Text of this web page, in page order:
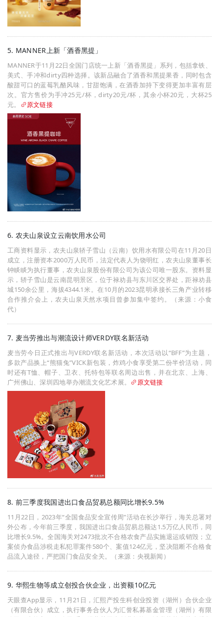
5. MANNER上新「酒香黑提」
MANNER于11月22日全国门店统一上新「酒香黑提」系列，包括拿铁、
美式、手冲和dirty四种选择。该新品融合了酒香和黑提果香，同时包含
酸甜可口的蓝莓乳酪风味，甘甜饱满，在酒香加持下变得更加丰富有层
次。官方售价为手冲25元/杯，dirty20元/杯，其余小杯20元，大杯25
元。
原文链接
6. 农夫山泉设立云南饮用水公司
工商资料显示，农夫山泉轿子雪山（云南）饮用水有限公司在11月20日
成立，注册资本2000万人民币，法定代表人为饶明红，农夫山泉董事长
钟睒睒为执行董事，农夫山泉股份有限公司为该公司唯一股东。资料显
示，轿子雪山是云南昆明景区，位于禄劝县与东川区交界处，距禄劝县
城150余公里，海拔4344.1米。在10月的2023昆明承接长三角产业转移
合作推介会上，农夫山泉天然水项目曾参加集中签约。（来源：小食
代）
7. 麦当劳推出与潮流设计师VERDY联名新活动
麦当劳今日正式推出与VERDY联名新活动，本次活动以“BFF”为主题，
多款产品换上“熊猫兔”VICK新包装，炸鸡小食享受第二份半价活动，同
时还有T恤、帽子、卫衣、托特包等联名周边出售，并在北京、上海、
广州佛山、深圳四地举办潮流文化艺术展。
原文链接
8. 前三季度我国进出口食品贸易总额同比增长9.5%
11月22日，2023年“全国食品安全宣传周”活动在长沙举行，海关总署对
外公布，今年前三季度，我国进出口食品贸易总额达1.5万亿人民币，同
比增长9.5%。全国海关对2473批次不合格农食产品实施退运或销毁；立
案侦办食品涉税走私犯罪案件580个、案值124亿元，坚决阻断不合格食
品流入途径，严把国门食品安全关。（来源：央视新闻）
9. 华熙生物等成立创投合伙企业，出资额10亿元
天眼查App显示，11月21日，汇熙产投生科创业投资（湖州）合伙企业
（有限合伙）成立，执行事务合伙人为汇誉私募基金管理（湖州）有限